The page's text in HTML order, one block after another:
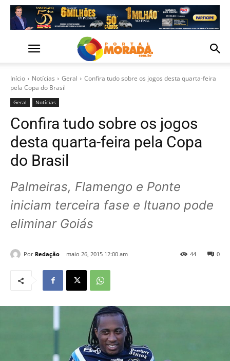
Início Notícias Geral
Confira tudo sobre os jogos desta quarta-feira
pela Copa do Brasil
Geral Notícias
Confira tudo sobre os jogos
desta quarta-feira pela Copa
do Brasil
Palmeiras, Flamengo e Ponte
iniciam terceira fase e Ituano pode
eliminar Goiás
Por Redação maio 26, 2015 12:00 am 0
44